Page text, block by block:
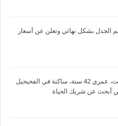
الجدل بشكل نهائي وتعلن عن أسعار
أنا فاطمة من الكويت، عمري 42 سنة، ساكنة في الفحيحيل
عن شريك الحياة